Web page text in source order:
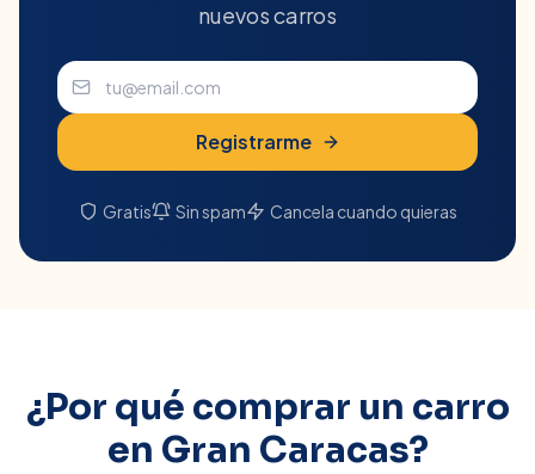
nuevos carros
Registrarme
Gratis Sin spam Cancela cuando quieras
¿Por qué comprar un carro
en Gran Caracas?